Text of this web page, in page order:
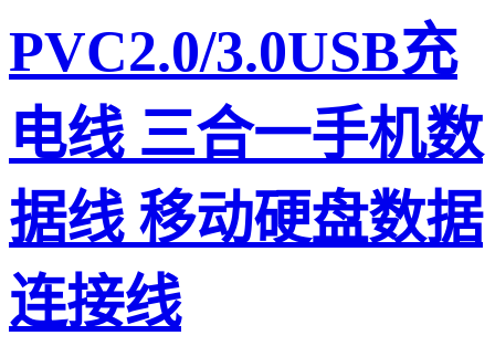
PVC2.0/3.0USB充
电线 三合一手机数
据线 移动硬盘数据
连接线